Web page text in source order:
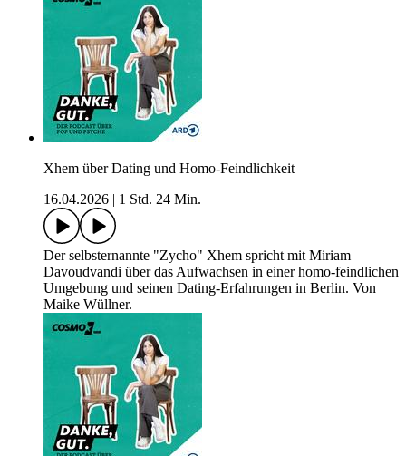
Xhem über Dating und Homo-Feindlichkeit
16.04.2026
1 Std. 24 Min.
Der selbsternannte "Zycho" Xhem spricht mit Miriam
Davoudvandi über das Aufwachsen in einer homo-feindlichen
Umgebung und seinen Dating-Erfahrungen in Berlin. Von
Maike Wüllner.